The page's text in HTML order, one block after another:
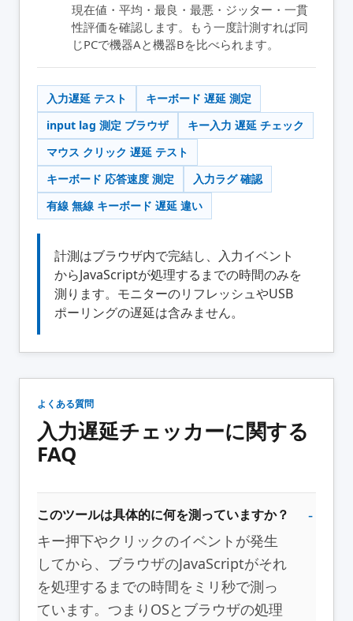
現在値・平均・最良・最悪・ジッター・一貫
性評価を確認します。もう一度計測すれば同
じPCで機器Aと機器Bを比べられます。
入力遅延 テスト
キーボード 遅延 測定
input lag 測定 ブラウザ
キー入力 遅延 チェック
マウス クリック 遅延 テスト
キーボード 応答速度 測定
入力ラグ 確認
有線 無線 キーボード 遅延 違い
計測はブラウザ内で完結し、入力イベント
からJavaScriptが処理するまでの時間のみを
測ります。モニターのリフレッシュやUSB
ポーリングの遅延は含みません。
よくある質問
入力遅延チェッカーに関する
FAQ
このツールは具体的に何を測っていますか？
キー押下やクリックのイベントが発生
してから、ブラウザのJavaScriptがそれ
を処理するまでの時間をミリ秒で測っ
ています。つまりOSとブラウザの処理